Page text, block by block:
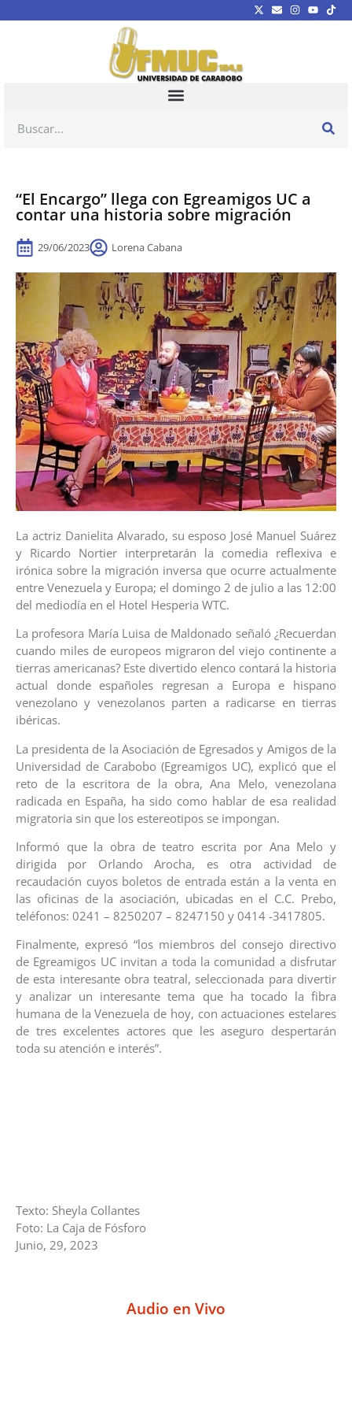
“El Encargo” llega con Egreamigos UC a
contar una historia sobre migración
29/06/2023 Lorena Cabana
La actriz Danielita Alvarado, su esposo José Manuel Suárez
y Ricardo Nortier interpretarán la comedia reflexiva e
irónica sobre la migración inversa que ocurre actualmente
entre Venezuela y Europa; el domingo 2 de julio a las 12:00
del mediodía en el Hotel Hesperia WTC.
La profesora María Luisa de Maldonado señaló ¿Recuerdan
cuando miles de europeos migraron del viejo continente a
tierras americanas? Este divertido elenco contará la historia
actual donde españoles regresan a Europa e hispano
venezolano y venezolanos parten a radicarse en tierras
ibéricas.
La presidenta de la Asociación de Egresados y Amigos de la
Universidad de Carabobo (Egreamigos UC), explicó que el
reto de la escritora de la obra, Ana Melo, venezolana
radicada en España, ha sido como hablar de esa realidad
migratoria sin que los estereotipos se impongan.
Informó que la obra de teatro escrita por Ana Melo y
dirigida por Orlando Arocha, es otra actividad de
recaudación cuyos boletos de entrada están a la venta en
las oficinas de la asociación, ubicadas en el C.C. Prebo,
teléfonos: 0241 – 8250207 – 8247150 y 0414 -3417805.
Finalmente, expresó “los miembros del consejo directivo
de Egreamigos UC invitan a toda la comunidad a disfrutar
de esta interesante obra teatral, seleccionada para divertir
y analizar un interesante tema que ha tocado la fibra
humana de la Venezuela de hoy, con actuaciones estelares
de tres excelentes actores que les aseguro despertarán
toda su atención e interés”.
Texto: Sheyla Collantes
Foto: La Caja de Fósforo
Junio, 29, 2023
Audio en Vivo